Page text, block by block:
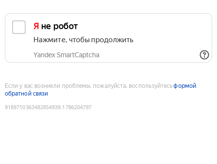
Я не робот
Нажмите, чтобы продолжить
Yandex SmartCaptcha
Если у вас возникли проблемы, пожалуйста, воспользуйтесьформой
обратной связи
9189710363482854939:1786204797